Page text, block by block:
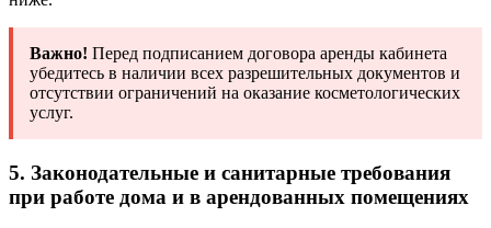
Важно! Перед подписанием договора аренды кабинета
убедитесь в наличии всех разрешительных документов и
отсутствии ограничений на оказание косметологических
услуг.
5. Законодательные и санитарные требования
при работе дома и в арендованных помещениях